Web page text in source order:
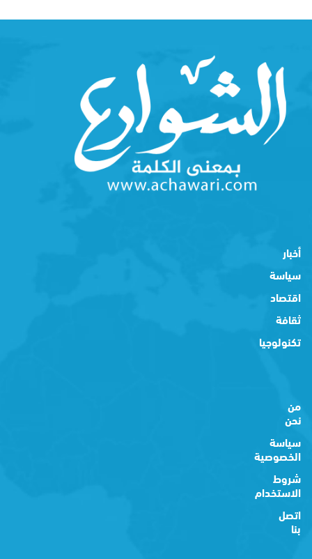
أخبار
سياسة
اقتصاد
ثقافة
تكنولوجيا
من
نحن
سياسة
الخصوصية
شروط
الاستخدام
اتصل
بنا